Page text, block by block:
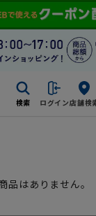
検索 ログイン店舗検
品はありません。